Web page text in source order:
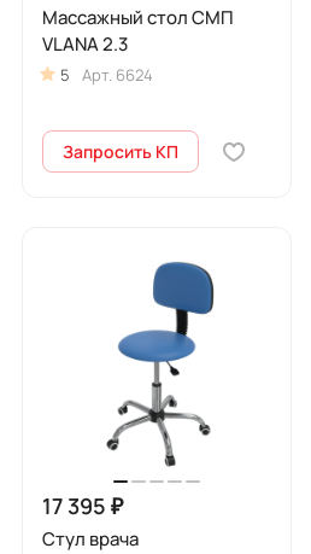
Массажный стол СМП
VLANA 2.3
5 Арт. 6624
Запросить КП
17 395 ₽
Стул врача